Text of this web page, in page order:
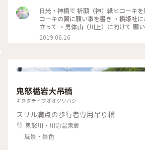
日光・神橋で 祈願（神）紙ヒコーキ
コーキの翼に願い事を書き ・橋姫社
立って ・男体山（川上）に向けて 願
・ 願いが叶うといいな。 ・ 紙ヒコー
（水に溶ける素材） #初夏の彩り #日
2019.06.16
鬼怒楯岩大吊橋
キヌタテイワオオツリバシ
スリル満点の歩行者専用吊り橋
鬼怒川・川治温泉郷
風景・景色